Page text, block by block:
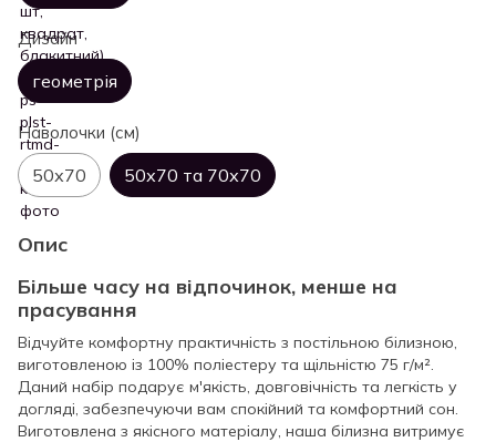
Дизайн
геометрія
Наволочки (см)
50х70 50х70 та 70х70
Опис
Більше часу на відпочинок, менше на
прасування
Відчуйте комфортну практичність з постільною білизною,
виготовленою із 100% поліестеру та щільністю 75 г/м².
Даний набір подарує м'якість, довговічність та легкість у
догляді, забезпечуючи вам спокійний та комфортний сон.
Виготовлена з якісного матеріалу, наша білизна витримує